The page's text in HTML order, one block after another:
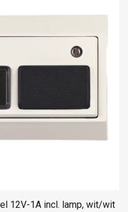
12V-1A incl. lamp, wit/wit